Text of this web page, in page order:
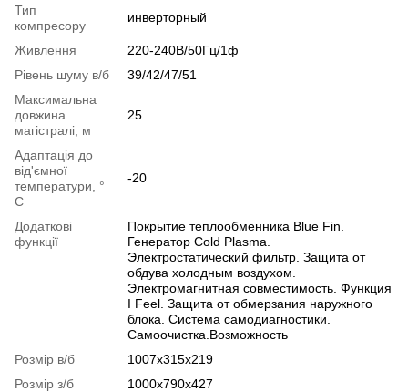
Тип
компресору
инверторный
Живлення
220-240В/50Гц/1ф
Рівень шуму в/б
39/42/47/51
Максимальна
довжина
магістралі, м
25
Адаптація до
від'ємної
температури, °
C
-20
Додаткові
функції
Покрытие теплообменника Blue Fin.
Генератор Cold Plasma.
Электростатический фильтр. Защита от
обдува холодным воздухом.
Электромагнитная совместимость. Функция
I Feel. Защита от обмерзания наружного
блока. Система самодиагностики.
Самоочистка.Возможность
Розмір в/б
1007х315х219
Розмір з/б
1000х790х427